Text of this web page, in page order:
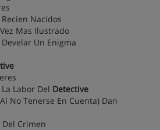
Nacidos
Mas Ilustrado
Un Enigma
Labor Del Detective
No Tenerse En Cuenta) Dan
Del Crimen